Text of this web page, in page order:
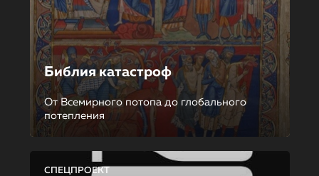
Библия катастроф
От Всемирного потопа до глобального
потепления
СПЕЦПРОЕКТ